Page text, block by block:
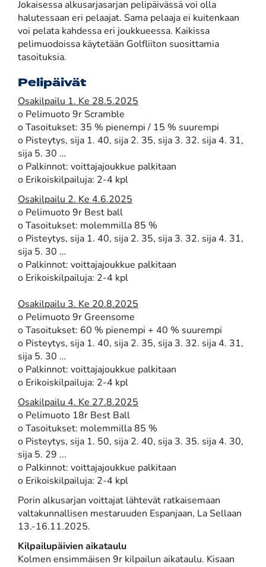
Jokaisessa alkusarjasarjan pelipäivässä voi olla
halutessaan eri pelaajat. Sama pelaaja ei kuitenkaan
voi pelata kahdessa eri joukkueessa. Kaikissa
pelimuodoissa käytetään Golfliiton suosittamia
tasoituksia.
Pelipäivät
Osakilpailu 1. Ke 28.5.2025
o Pelimuoto 9r Scramble
o Tasoitukset: 35 % pienempi / 15 % suurempi
o Pisteytys, sija 1. 40, sija 2. 35, sija 3. 32. sija 4. 31,
sija 5. 30 …
o Palkinnot: voittajajoukkue palkitaan
o Erikoiskilpailuja: 2-4 kpl
Osakilpailu 2. Ke 4.6.2025
o Pelimuoto 9r Best ball
o Tasoitukset: molemmilla 85 %
o Pisteytys, sija 1. 40, sija 2. 35, sija 3. 32. sija 4. 31,
sija 5. 30 …
o Palkinnot: voittajajoukkue palkitaan
o Erikoiskilpailuja: 2-4 kpl
Osakilpailu 3. Ke 20.8.2025
o Pelimuoto 9r Greensome
o Tasoitukset: 60 % pienempi + 40 % suurempi
o Pisteytys, sija 1. 40, sija 2. 35, sija 3. 32. sija 4. 31,
sija 5. 30 …
o Palkinnot: voittajajoukkue palkitaan
o Erikoiskilpailuja: 2-4 kpl
Osakilpailu 4. Ke 27.8.2025
o Pelimuoto 18r Best Ball
o Tasoitukset: molemmilla 85 %
o Pisteytys, sija 1. 50, sija 2. 40, sija 3. 35. sija 4. 30,
sija 5. 29 ...
o Palkinnot: voittajajoukkue palkitaan
o Erikoiskilpailuja: 2-4 kpl
Porin alkusarjan voittajat lähtevät ratkaisemaan
valtakunnallisen mestaruuden Espanjaan, La Sellaan
13.-16.11.2025.
Kilpailupäivien aikataulu
Kolmen ensimmäisen 9r kilpailun aikataulu. Kisaan